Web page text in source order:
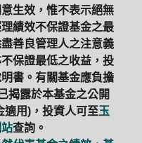
生效，惟不表示絕無
績效不保證基金之最
善良管理人之注意義
保證最低之收益，投
書。有關基金應負擔
揭露於本基金之公開
適用)，投資人可至玉
查詢。